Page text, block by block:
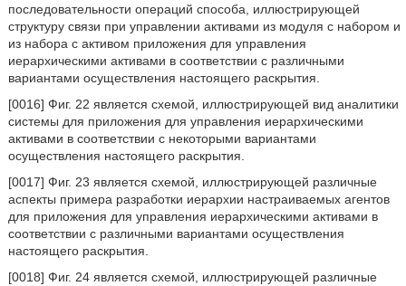
последовательности операций способа, иллюстрирующей
структуру связи при управлении активами из модуля с набором и
из набора с активом приложения для управления
иерархическими активами в соответствии с различными
вариантами осуществления настоящего раскрытия.
[0016] Фиг. 22 является схемой, иллюстрирующей вид аналитики
системы для приложения для управления иерархическими
активами в соответствии с некоторыми вариантами
осуществления настоящего раскрытия.
[0017] Фиг. 23 является схемой, иллюстрирующей различные
аспекты примера разработки иерархии настраиваемых агентов
для приложения для управления иерархическими активами в
соответствии с различными вариантами осуществления
настоящего раскрытия.
[0018] Фиг. 24 является схемой, иллюстрирующей различные